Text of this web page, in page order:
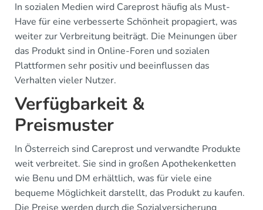
In sozialen Medien wird Careprost häufig als Must-
Have für eine verbesserte Schönheit propagiert, was
weiter zur Verbreitung beiträgt. Die Meinungen über
das Produkt sind in Online-Foren und sozialen
Plattformen sehr positiv und beeinflussen das
Verhalten vieler Nutzer.
Verfügbarkeit &
Preismuster
In Österreich sind Careprost und verwandte Produkte
weit verbreitet. Sie sind in großen Apothekenketten
wie Benu und DM erhältlich, was für viele eine
bequeme Möglichkeit darstellt, das Produkt zu kaufen.